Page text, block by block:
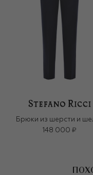
Брюки из шерсти и
148 000 ₽